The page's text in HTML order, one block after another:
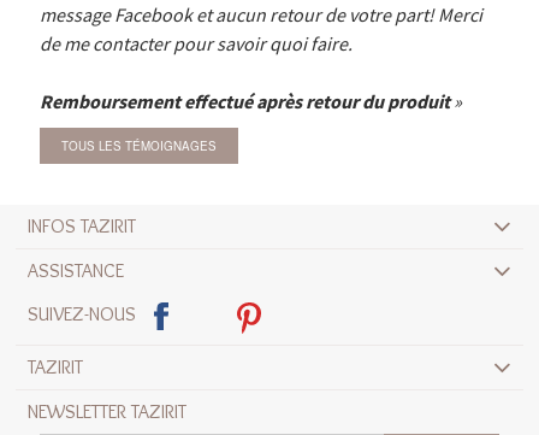
message Facebook et aucun retour de votre part! Merci
de me contacter pour savoir quoi faire.
Remboursement effectué après retour du produit
TOUS LES TÉMOIGNAGES
INFOS TAZIRIT
ASSISTANCE
SUIVEZ-NOUS
TAZIRIT
NEWSLETTER TAZIRIT